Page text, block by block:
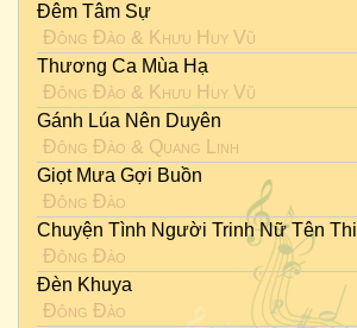
Đêm Tâm Sự
Đông Đào & Khưu Huy Vũ
Thương Ca Mùa Hạ
Đông Đào & Khưu Huy Vũ
Gánh Lúa Nên Duyên
Đông Đào & Quang Linh
Giọt Mưa Gợi Buồn
Đông Đào
Chuyện Tình Người Trinh Nữ Tên Thi
Đông Đào
Đèn Khuya
Đông Đào